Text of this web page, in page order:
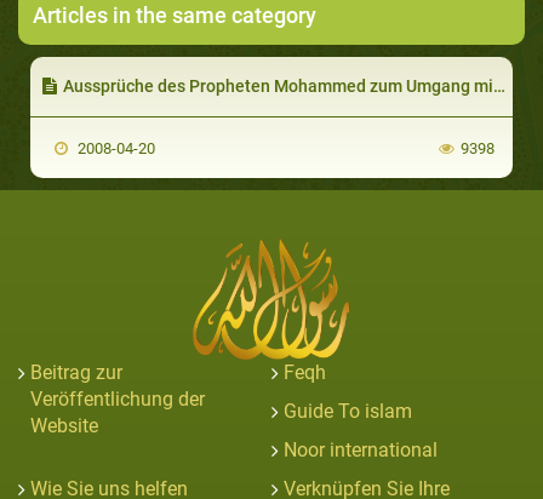
Articles in the same category
Aussprüche des Propheten Mohammed zum Umgang mit Tieren
2008-04-20 9398
Beitrag zur
Veröffentlichung der
Website
Feqh
Guide To islam
Noor international
Wie Sie uns helfen
Verknüpfen Sie Ihre